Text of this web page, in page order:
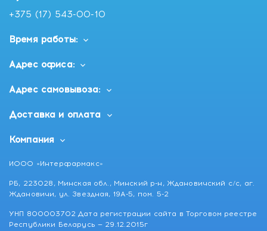
+375 (17) 543-00-10
Время работы:
Адрес офиса:
Адрес самовывоза:
Доставка и оплата
Компания
ИООО «Интерфармакс»
РБ, 223028, Минская обл., Минский р-н, Ждановичский с/с, аг.
Ждановичи, ул. Звездная, 19А-5, пом. 5-2
УНП 800003702 Дата регистрации сайта в Торговом реестре
Республики Беларусь — 29.12.2015г